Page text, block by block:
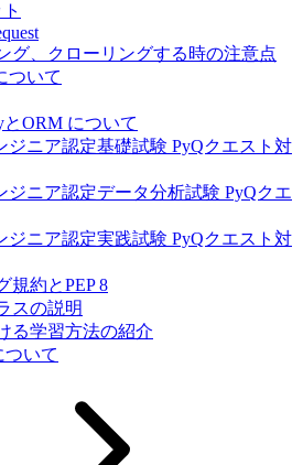
グ、クローリングする時の注意点
ついて
とORM について
ジニア認定基礎試験 PyQクエスト対
ジニア認定データ分析試験 PyQクエ
ジニア認定実践試験 PyQクエスト対
規約とPEP 8
スの説明
る学習方法の紹介
ついて